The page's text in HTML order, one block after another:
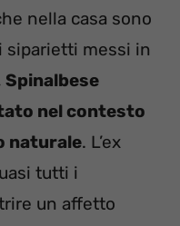
nella casa sono
siparietti messi in
Spinalbese
nel contesto
naturale. L’ex
tutti i
un affetto